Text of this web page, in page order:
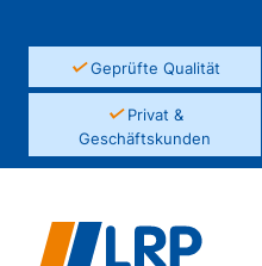
✓Geprüfte Qualität
✓Privat &
Geschäftskunden